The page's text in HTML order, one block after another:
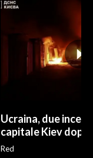
Ucraina, due
capitale Kiev
Red